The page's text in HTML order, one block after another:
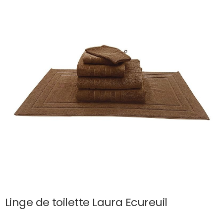
Linge de toilette Laura Ecureuil